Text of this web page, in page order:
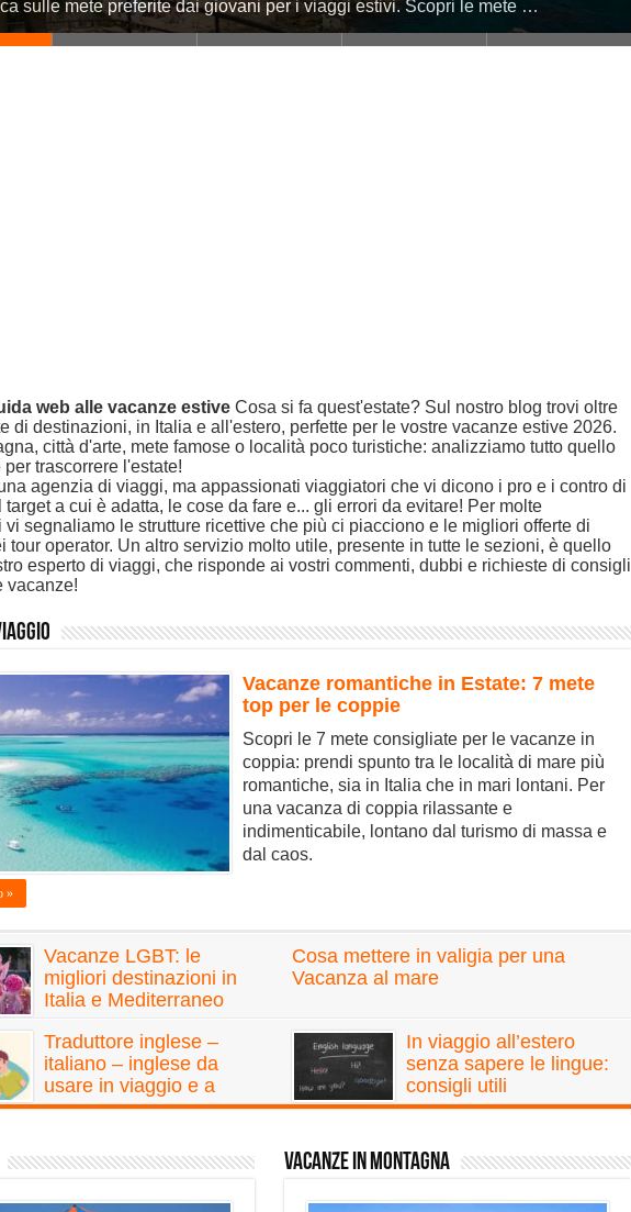
sulle mete preferite dai giovani per i viaggi estivi. Scopri le mete …
web alle vacanze estiveCosa si fa quest'estate? Sul nostro blog trovi oltre
di destinazioni, in Italia e all'estero, perfette per le vostre vacanze estive 2026.
città d'arte, mete famose o località poco turistiche: analizziamo tutto quello
trascorrere l'estate!
agenzia di viaggi, ma appassionati viaggiatori che vi dicono i pro e i contro di
target a cui è adatta, le cose da fare e... gli errori da evitare! Per molte
vi segnaliamo le strutture ricettive che più ci piacciono e le migliori offerte di
tour operator. Un altro servizio molto utile, presente in tutte le sezioni, è quello
esperto di viaggi, che risponde ai vostri commenti, dubbi e richieste di consigli
vacanze!
Vacanze romantiche in Estate: 7 mete
top per le coppie
Scopri le 7 mete consigliate per le vacanze in
coppia: prendi spunto tra le località di mare più
romantiche, sia in Italia che in mari lontani. Per
una vacanza di coppia rilassante e
indimenticabile, lontano dal turismo di massa e
dal caos.
»
Vacanze LGBT: le
migliori destinazioni in
Italia e Mediterraneo
Cosa mettere in valigia per una
Vacanza al mare
Traduttore inglese –
italiano – inglese da
usare in viaggio e a
casa
In viaggio all’estero
senza sapere le lingue:
consigli utili
Vacanze in Montagna